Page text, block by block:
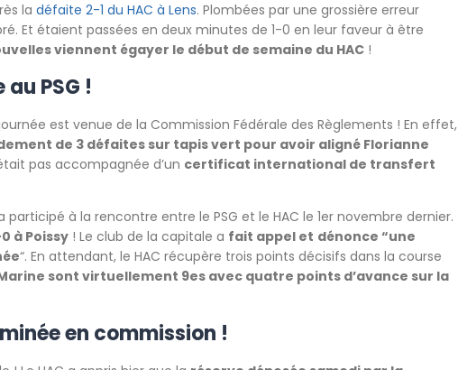
la défaite 2-1 du HAC à Lens. Plombées par une grossière erreur
Et étaient passées en deux minutes de 1-0 en leur faveur à être
viennent égayer le début de semaine du HAC !
PSG !
est venue de la Commission Fédérale des Règlements ! En effet,
de 3 défaites sur tapis vert pour avoir aligné Florianne
pas accompagnée d’un certificat international de transfert
à la rencontre entre le PSG et le HAC le 1er novembre dernier.
à Poissy ! Le club de la capitale a fait appel et dénonce “une
“. En attendant, le HAC récupère trois points décisifs dans la course
Marine sont virtuellement 9es avec quatre points d’avance sur la
en commission !